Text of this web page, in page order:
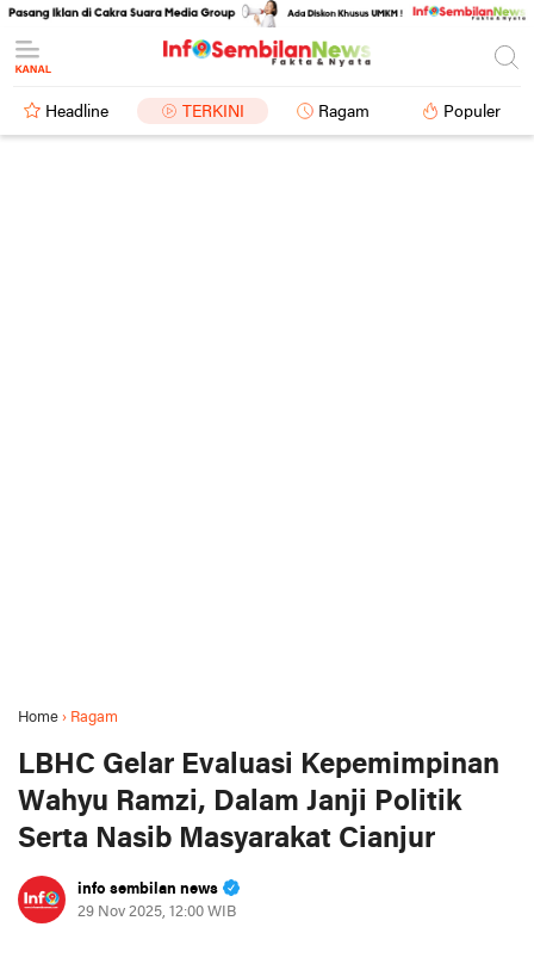
Headline TERKINI Ragam Populer
Home › Ragam
LBHC Gelar Evaluasi Kepemimpinan
Wahyu Ramzi, Dalam Janji Politik
Serta Nasib Masyarakat Cianjur
info sembilan news
29 Nov 2025, 12:00 WIB